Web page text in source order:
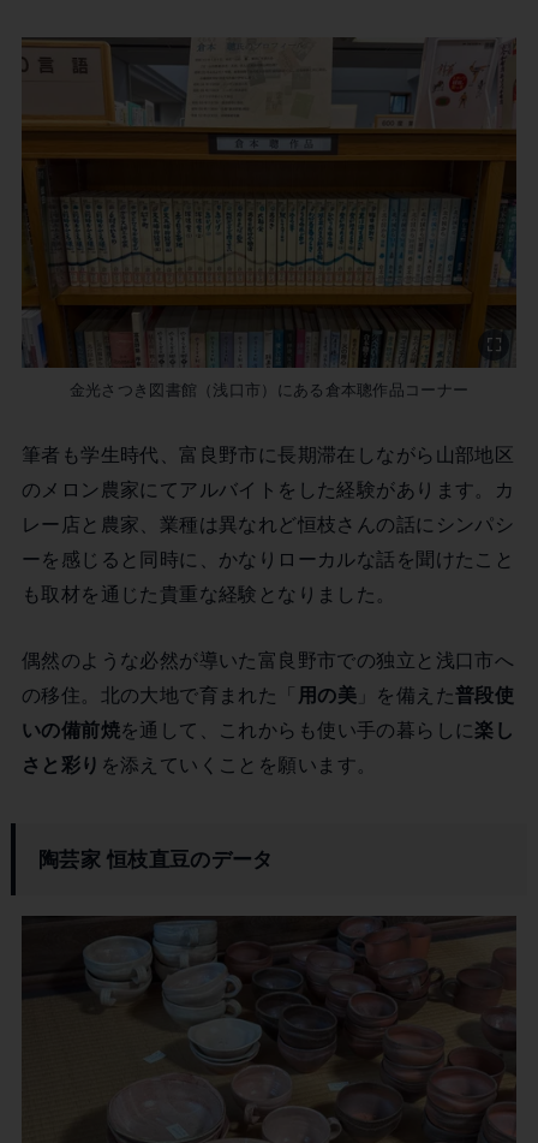
金光さつき図書館（浅口市）にある倉本聰作品コーナー
筆者も学生時代、富良野市に長期滞在しながら山部地区
のメロン農家にてアルバイトをした経験があります。カ
レー店と農家、業種は異なれど恒枝さんの話にシンパシ
ーを感じると同時に、かなりローカルな話を聞けたこと
も取材を通じた貴重な経験となりました。
偶然のような必然が導いた富良野市での独立と浅口市へ
の移住。北の大地で育まれた「 用の美」を備えた普段使
いの備前焼を通して、これからも使い手の暮らしに 楽し
さと彩り を添えていくことを願います。
陶芸家 恒枝直豆のデータ